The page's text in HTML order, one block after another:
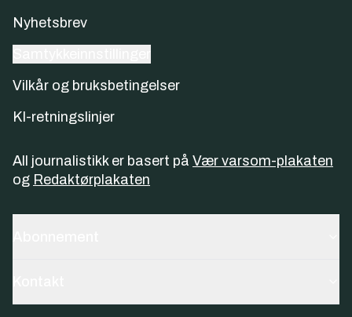
Nyhetsbrev
Vilkår og bruksbetingelser
KI-retningslinjer
All journalistikk er basert på Vær varsom-plakaten
og Redaktørplakaten